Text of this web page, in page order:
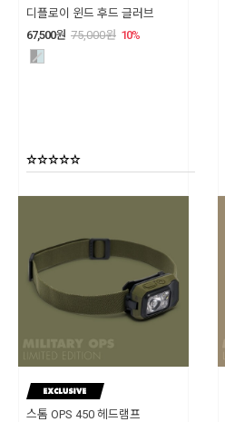
디플로이 윈드 후드 글러브
67,500원 75,000원 10%
스톰 OPS 450 헤드램프